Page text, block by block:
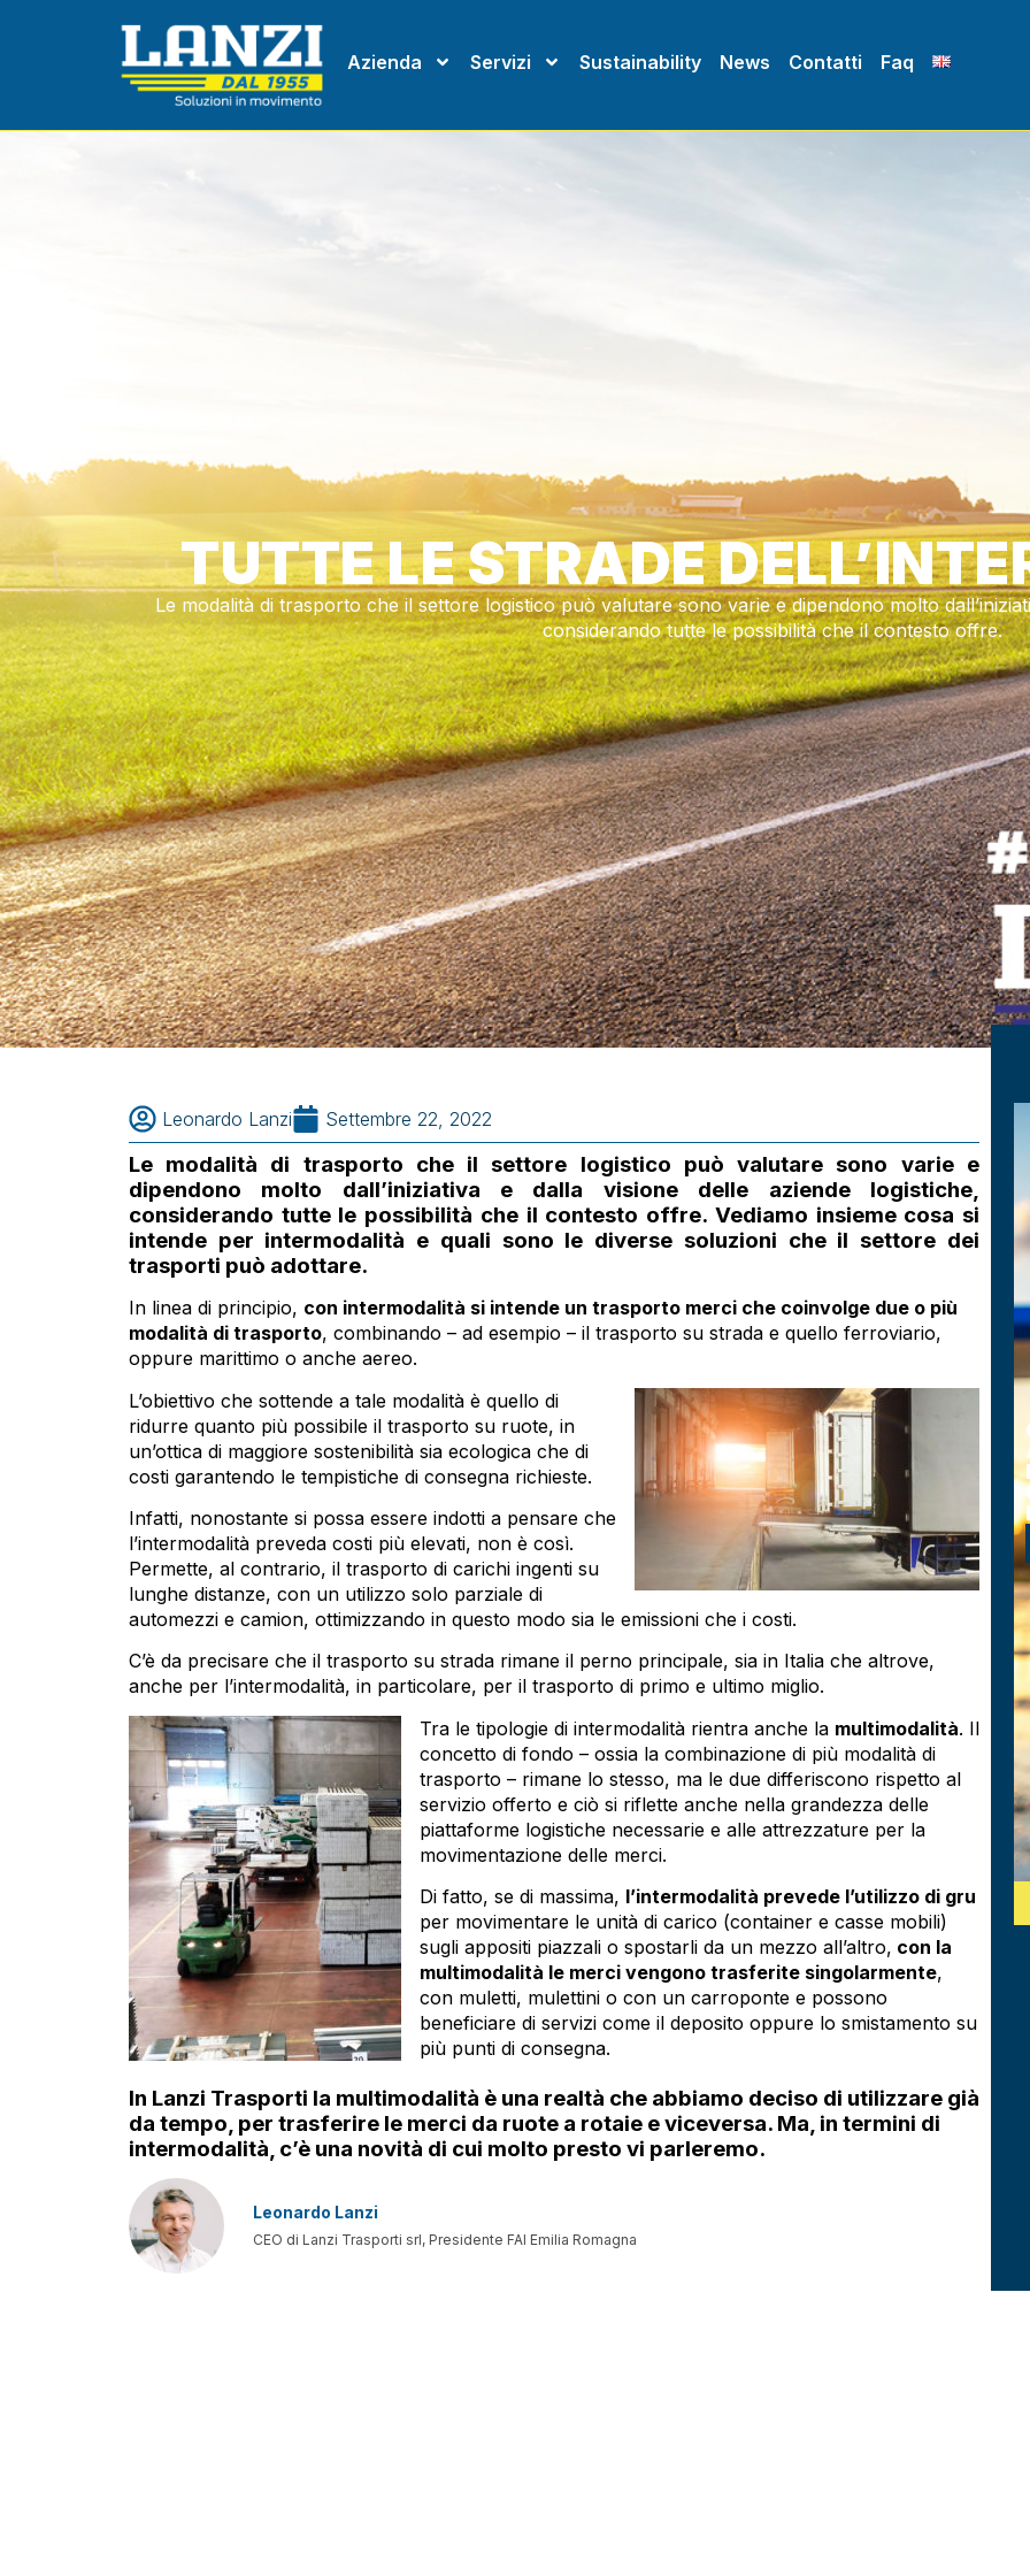
Azienda Servizi Sustainability News Contatti Faq
TUTTE LE STRADE
Le modalità di trasporto che il settore logistico può valutare sono varie e dipendono molto
considerando tutte le possibilità che il contesto offre.
Leonardo Lanzi Settembre 22, 2022
Le modalità di trasporto che il settore logistico può valutare sono varie e
dipendono molto dall’iniziativa e dalla visione delle aziende logistiche,
considerando tutte le possibilità che il contesto offre. Vediamo insieme cosa si
intende per intermodalità e quali sono le diverse soluzioni che il settore dei
trasporti può adottare.
In linea di principio, con intermodalità si intende un trasporto merci che coinvolge due o più
modalità di trasporto, combinando – ad esempio – il trasporto su strada e quello ferroviario,
oppure marittimo o anche aereo.
L’obiettivo che sottende a tale modalità è quello di
ridurre quanto più possibile il trasporto su ruote, in
un’ottica di maggiore sostenibilità sia ecologica che di
costi garantendo le tempistiche di consegna richieste.
Infatti, nonostante si possa essere indotti a pensare che
l’intermodalità preveda costi più elevati, non è così.
Permette, al contrario, il trasporto di carichi ingenti su
lunghe distanze, con un utilizzo solo parziale di
automezzi e camion, ottimizzando in questo modo sia le emissioni che i costi.
C’è da precisare che il trasporto su strada rimane il perno principale, sia in Italia che altrove,
anche per l’intermodalità, in particolare, per il trasporto di primo e ultimo miglio.
Tra le tipologie di intermodalità rientra anche la multimodalità. Il
concetto di fondo – ossia la combinazione di più modalità di
trasporto – rimane lo stesso, ma le due differiscono rispetto al
servizio offerto e ciò si riflette anche nella grandezza delle
piattaforme logistiche necessarie e alle attrezzature per la
movimentazione delle merci.
Di fatto, se di massima, l’intermodalità prevede l’utilizzo di gru
per movimentare le unità di carico (container e casse mobili)
sugli appositi piazzali o spostarli da un mezzo all’altro, con la
multimodalità le merci vengono trasferite singolarmente,
con muletti, mulettini o con un carroponte e possono
beneficiare di servizi come il deposito oppure lo smistamento su
più punti di consegna.
In Lanzi Trasporti la multimodalità è una realtà che abbiamo deciso di utilizzare già
da tempo, per trasferire le merci da ruote a rotaie e viceversa. Ma, in termini di
intermodalità, c’è una novità di cui molto presto vi parleremo.
Leonardo Lanzi
CEO di Lanzi Trasporti srl, Presidente FAI Emilia Romagna
IL NATALE È L’OCCASIONE
PER RITROVARE UMANITÀ E
LEGGI L'ARTICOLO
LANZI TRASPORTI SI
ESPANDE: DA STORICO
AUTOTRASPORTATORE A
HUB DELLA LOGISTICA
INTERMODALE A PARMA.
LEGGI L'ARTICOLO